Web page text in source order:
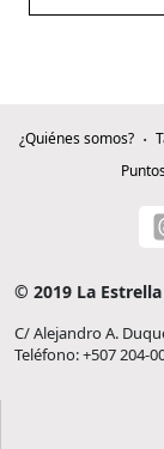
¿Quiénes somos?
© 2019 La
C/ Alejandro A.
Teléfono: +507 204-